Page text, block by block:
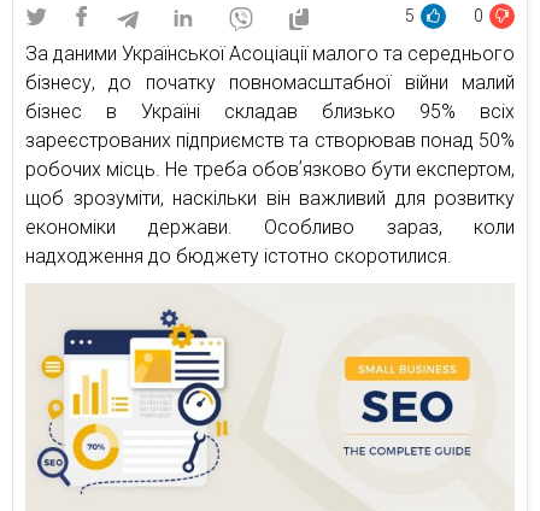
5 0
За даними Української Асоціації малого та середнього
бізнесу, до початку повномасштабної війни малий
бізнес в Україні складав близько 95% всіх
зареєстрованих підприємств та створював понад 50%
робочих місць. Не треба обовʼязково бути експертом,
щоб зрозуміти, наскільки він важливий для розвитку
економіки держави. Особливо зараз, коли
надходження до бюджету істотно скоротилися.